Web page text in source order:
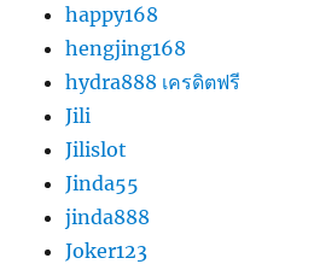
happy168
hengjing168
hydra888 เครดิตฟรี
Jili
Jilislot
Jinda55
jinda888
Joker123